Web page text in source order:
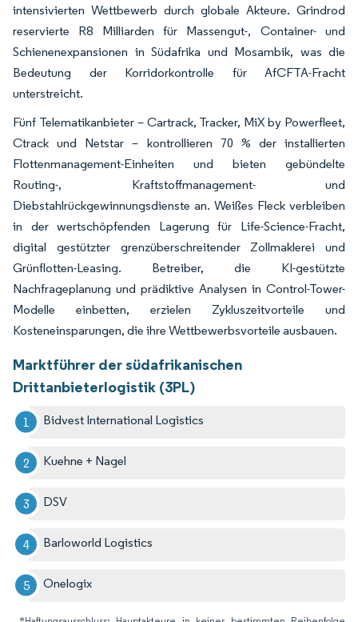
intensivierten Wettbewerb durch globale Akteure. Grindrod
reservierte R8 Milliarden für Massengut-, Container- und
Schienenexpansionen in Südafrika und Mosambik, was die
Bedeutung der Korridorkontrolle für AfCFTA-Fracht
unterstreicht.
Fünf Telematikanbieter – Cartrack, Tracker, MiX by Powerfleet,
Ctrack und Netstar – kontrollieren 70 % der installierten
Flottenmanagement-Einheiten und bieten gebündelte
Routing-, Kraftstoffmanagement- und
Diebstahlrückgewinnungsdienste an. Weißes Fleck verbleiben
in der wertschöpfenden Lagerung für Life-Science-Fracht,
digital gestützter grenzüberschreitender Zollmaklerei und
Grünflotten-Leasing. Betreiber, die KI-gestützte
Nachfrageplanung und prädiktive Analysen in Control-Tower-
Modelle einbetten, erzielen Zykluszeitvorteile und
Kosteneinsparungen, die ihre Wettbewerbsvorteile ausbauen.
Marktführer der südafrikanischen
Drittanbieterlogistik (3PL)
Bidvest International Logistics
Kuehne + Nagel
DSV
Barloworld Logistics
Onelogix